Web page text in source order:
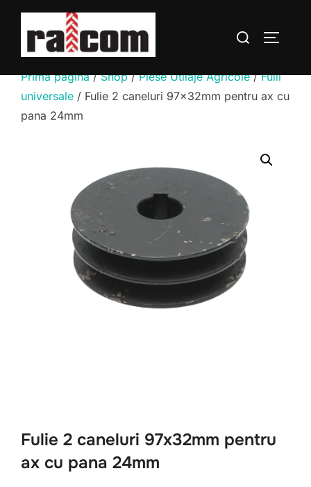
conținut
Caută
Prima pagină/Shop/Piese Utilaje Agricole/Fulii
universale / Fulie 2 caneluri 97x32mm pentru ax cu
pana 24mm
Fulie 2 caneluri 97x32mm pentru
ax cu pana 24mm